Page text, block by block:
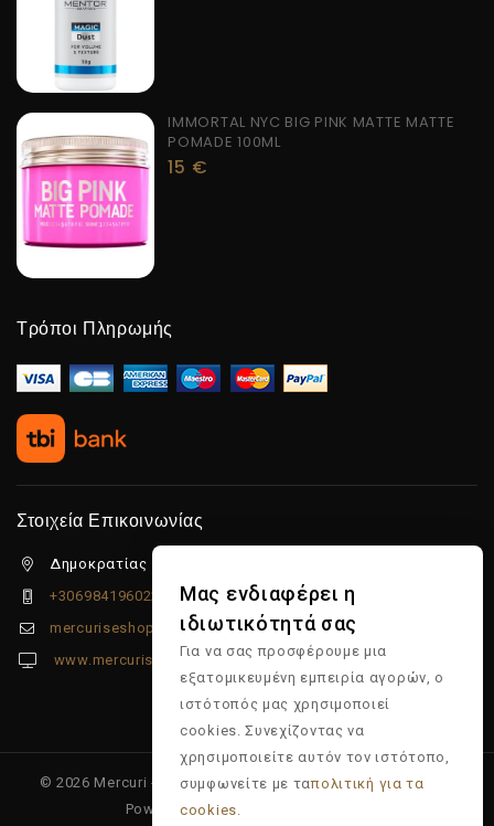
IMMORTAL NYC BIG PINK MATTE MATTE
POMADE 100ML
15 €
Τρόποι Πληρωμής
Στοιχεία Επικοινωνίας
Δημοκρατίας 5β Λιμένας Χερσονήσου, 70014
+306984196022
mercuriseshop@gmail.com
www.mercuriseshop.gr
© 2026 Mercuri - Είδη κομμωτηρίου - Επώνυμα προϊόντα -
Powered & Supported by
Μας ενδιαφέρει η
ιδιωτικότητά σας
Για να σας προσφέρουμε μια
εξατομικευμένη εμπειρία αγορών, ο
ιστότοπός μας χρησιμοποιεί
cookies. Συνεχίζοντας να
χρησιμοποιείτε αυτόν τον ιστότοπο,
συμφωνείτε με ταπολιτική για τα
cookies.